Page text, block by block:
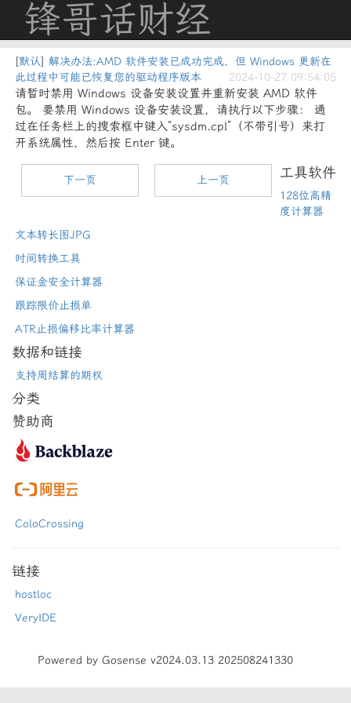
锋哥话财经
[默认] 解决办法:AMD 软件安装已成功完成，但 Windows 更新在
此过程中可能已恢复您的驱动程序版本
2024-10-27 09:54:05
请暂时禁用 Windows 设备安装设置并重新安装 AMD 软件
包。 要禁用 Windows 设备安装设置，请执行以下步骤： 通
过在任务栏上的搜索框中键入“sysdm.cpl”（不带引号）来打
开系统属性，然后按 Enter 键。
下一页 上一页 工具软件
128位高精
度计算器
文本转长图JPG
时间转换工具
保证金安全计算器
跟踪限价止损单
ATR止损偏移比率计算器
数据和链接
支持周结算的期权
分类
赞助商
ColoCrossing
链接
hostloc
VeryIDE
Powered by Gosense v2024.03.13 202508241330